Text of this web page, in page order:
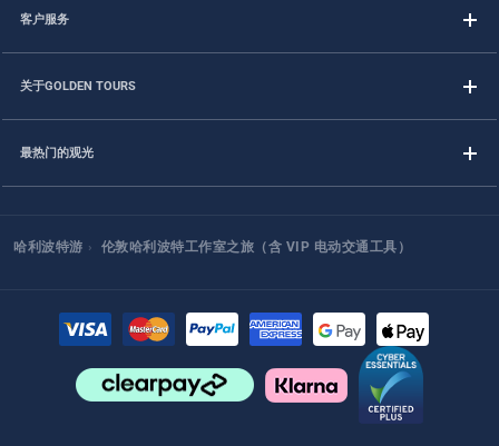
客户服务
关于GOLDEN TOURS
最热门的观光
哈利波特游 › 伦敦哈利波特工作室之旅（含 VIP 电动交通工具）